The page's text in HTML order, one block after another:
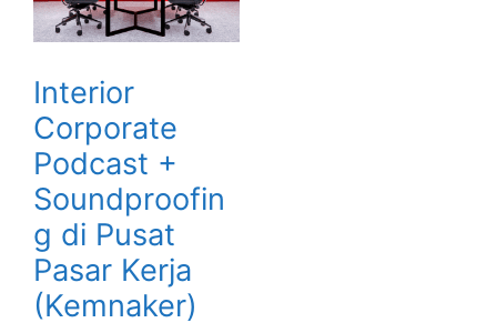
Interior
Corporate
Podcast +
Soundproofin
g di Pusat
Pasar Kerja
(Kemnaker)